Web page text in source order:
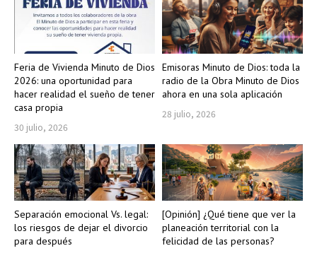
Feria de Vivienda Minuto de Dios
2026: una oportunidad para
hacer realidad el sueño de tener
casa propia
30 julio, 2026
Emisoras Minuto de Dios: toda la
radio de la Obra Minuto de Dios
ahora en una sola aplicación
28 julio, 2026
Separación emocional Vs. legal:
los riesgos de dejar el divorcio
para después
[Opinión] ¿Qué tiene que ver la
planeación territorial con la
felicidad de las personas?